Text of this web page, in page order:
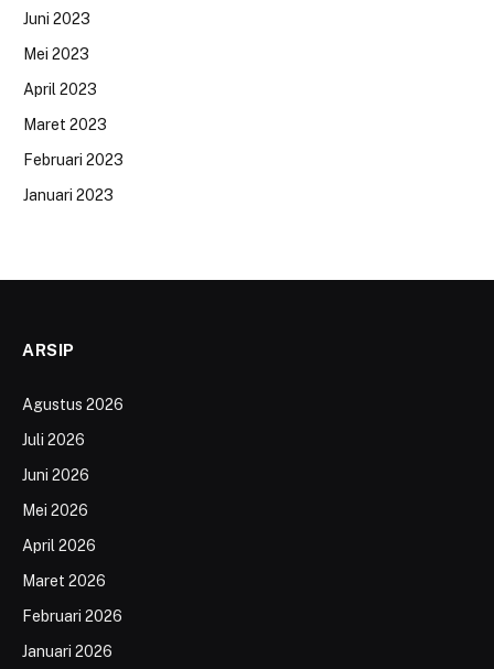
Juni 2023
Mei 2023
April 2023
Maret 2023
Februari 2023
Januari 2023
ARSIP
Agustus 2026
Juli 2026
Juni 2026
Mei 2026
April 2026
Maret 2026
Februari 2026
Januari 2026